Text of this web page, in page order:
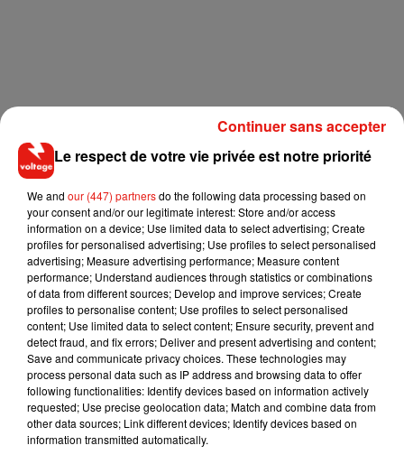
Musique
7 août 2026
Angèle et Amélie Lens dévoilent leur
collaboration tant attendue
Le respect de votre vie privée est notre priorité
We and our (447) partnersdo the following data processing based on
your consent and/or our legitimate interest: Store and/or access
information on a device; Use limited data to select advertising; Create
profiles for personalised advertising; Use profiles to select personalised
advertising; Measure advertising performance; Measure content
performance; Understand audiences through statistics or combinations
of data from different sources; Develop and improve services; Create
profiles to personalise content; Use profiles to select personalised
content; Use limited data to select content; Ensure security, prevent and
detect fraud, and fix errors; Deliver and present advertising and content;
Save and communicate privacy choices. These technologies may
process personal data such as IP address and browsing data to offer
following functionalities: Identify devices based on information actively
requested; Use precise geolocation data; Match and combine data from
other data sources; Link different devices; Identify devices based on
information transmitted automatically.
Continuer sans accepter